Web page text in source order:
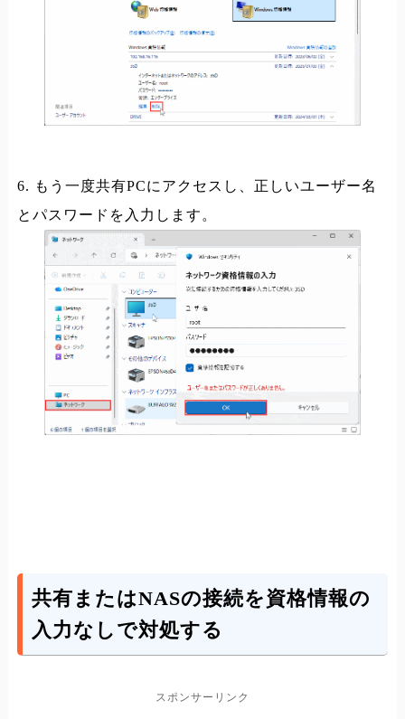
6. もう一度共有PCにアクセスし、正しいユーザー名
とパスワードを入力します。
共有またはNASの接続を資格情報の
入力なしで対処する
スポンサーリンク